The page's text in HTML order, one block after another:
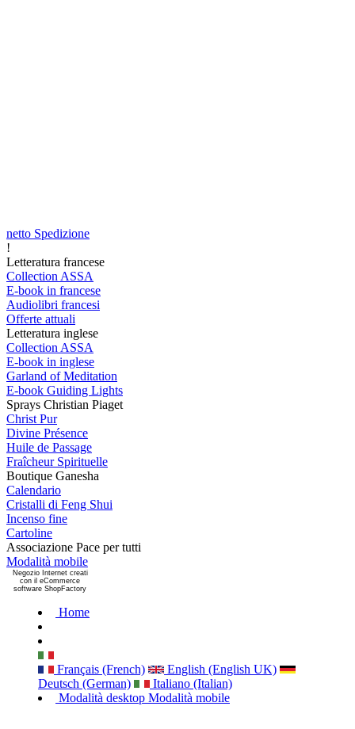
netto Spedizione
!
Letteratura francese
Collection ASSA
E-book in francese
Audiolibri francesi
Offerte attuali
Letteratura inglese
Collection ASSA
E-book in inglese
Garland of Meditation
E-book Guiding Lights
Sprays Christian Piaget
Christ Pur
Divine Présence
Huile de Passage
Fraîcheur Spirituelle
Boutique Ganesha
Calendario
Cristalli di Feng Shui
Incenso fine
Cartoline
Associazione Pace per tutti
Modalità mobile
Negozio Internet creati
con il eCommerce
software ShopFactory
Home
Français (French)
English (English UK)
Deutsch (German)
Italiano (Italian)
Modalità desktop Modalità mobile